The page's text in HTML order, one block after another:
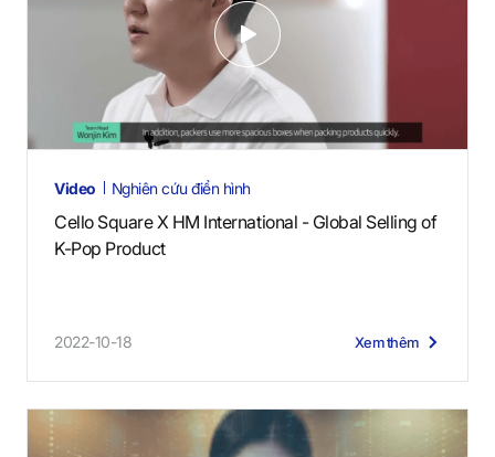
V
i
d
o
s
Video Nghiên cứu điển hình
Cello Square X HM International - Global Selling of
K-Pop Product
2022-10-18 Xem thêm